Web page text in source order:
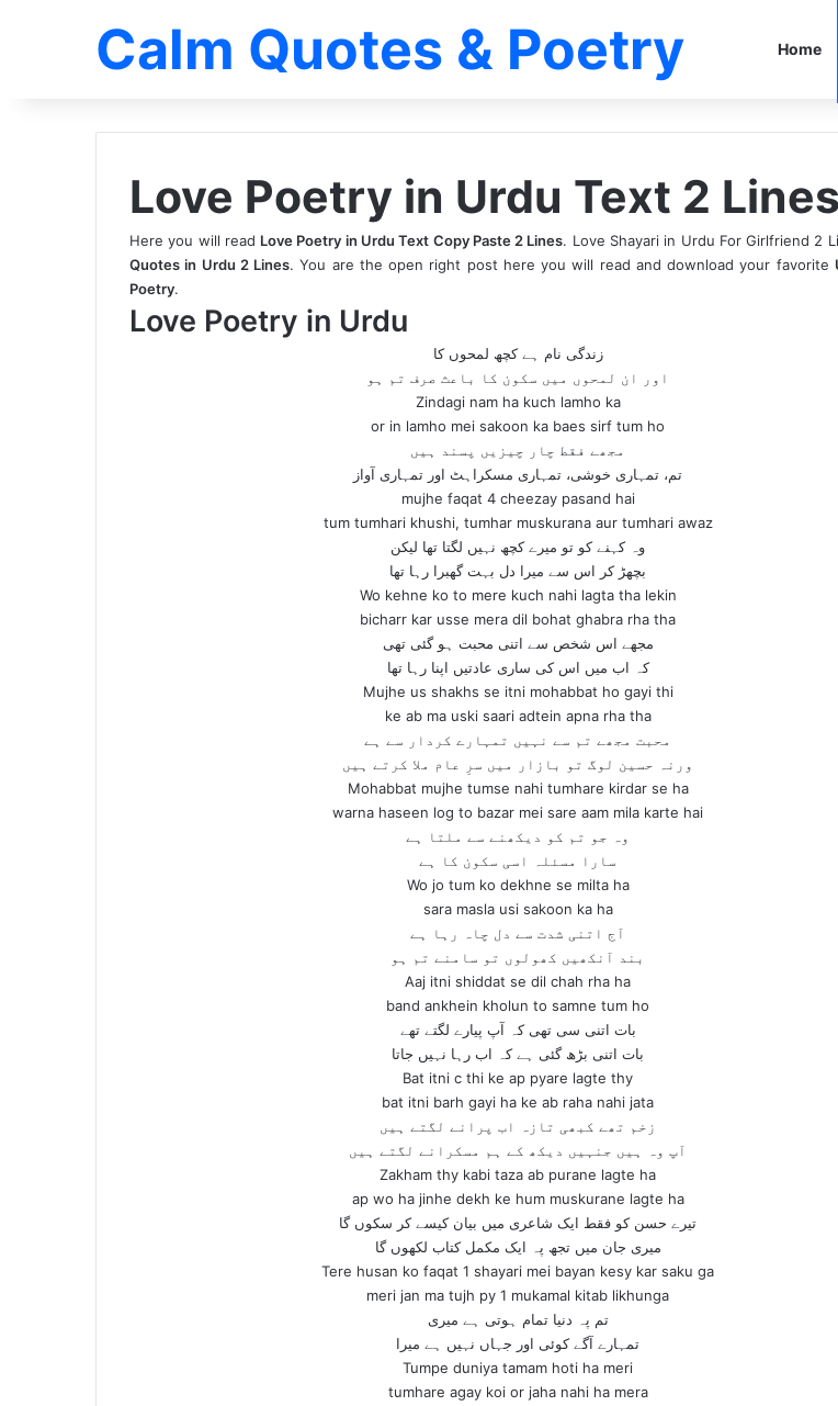
Calm Quotes & Poetry Home
Love Poetry in Urdu Text 2 Lines
Here you will read Love Poetry in Urdu Text Copy Paste 2 Lines. Love Shayari in Urdu For Girlfriend 2
Quotes in Urdu 2 Lines. You are the open right post here you will read and download your favorite
Poetry.
Love Poetry in Urdu
زندگی نام ہے کچھ لمحوں کا
اور ان لمحوں میں سکون کا باعث صرف تم ہو
Zindagi nam ha kuch lamho ka
or in lamho mei sakoon ka baes sirf tum ho
مجھے فقط چار چیزیں پسند ہیں
تم، تمہاری خوشی، تمہاری مسکراہٹ اور تمہاری آواز
mujhe faqat 4 cheezay pasand hai
tum tumhari khushi, tumhar muskurana aur tumhari awaz
وہ کہنے کو تو میرے کچھ نہیں لگتا تھا لیکن
بچھڑ کر اس سے میرا دل بہت گھبرا رہا تھا
Wo kehne ko to mere kuch nahi lagta tha lekin
bicharr kar usse mera dil bohat ghabra rha tha
مجھے اس شخص سے اتنی محبت ہو گئی تھی
کہ اب میں اس کی ساری عادتیں اپنا رہا تھا
Mujhe us shakhs se itni mohabbat ho gayi thi
ke ab ma uski saari adtein apna rha tha
محبت مجھے تم سے نہیں تمہارے کردار سے ہے
ورنہ حسین لوگ تو بازار میں سرِ عام ملا کرتے ہیں
Mohabbat mujhe tumse nahi tumhare kirdar se ha
warna haseen log to bazar mei sare aam mila karte hai
وہ جو تم کو دیکھنے سے ملتا ہے
سارا مسئلہ اسی سکون کا ہے
Wo jo tum ko dekhne se milta ha
sara masla usi sakoon ka ha
آج اتنی شدت سے دل چاہ رہا ہے
بند آنکھیں کھولوں تو سامنے تم ہو
Aaj itni shiddat se dil chah rha ha
band ankhein kholun to samne tum ho
بات اتنی سی تھی کہ آپ پیارے لگتے تھے
بات اتنی بڑھ گئی ہے کہ اب رہا نہیں جاتا
Bat itni c thi ke ap pyare lagte thy
bat itni barh gayi ha ke ab raha nahi jata
زخم تھے کبھی تازہ اب پرانے لگتے ہیں
آپ وہ ہیں جنہیں دیکھ کے ہم مسکرانے لگتے ہیں
Zakham thy kabi taza ab purane lagte ha
ap wo ha jinhe dekh ke hum muskurane lagte ha
تیرے حسن کو فقط ایک شاعری میں بیان کیسے کر سکوں گا
میری جان میں تجھ پہ ایک مکمل کتاب لکھوں گا
Tere husan ko faqat 1 shayari mei bayan kesy kar saku ga
meri jan ma tujh py 1 mukamal kitab likhunga
تم پہ دنیا تمام ہوتی ہے میری
تمہارے آگے کوئی اور جہاں نہیں ہے میرا
Tumpe duniya tamam hoti ha meri
tumhare agay koi or jaha nahi ha mera